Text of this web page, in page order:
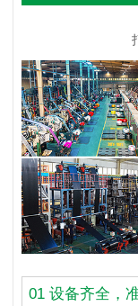
01 设备齐全，